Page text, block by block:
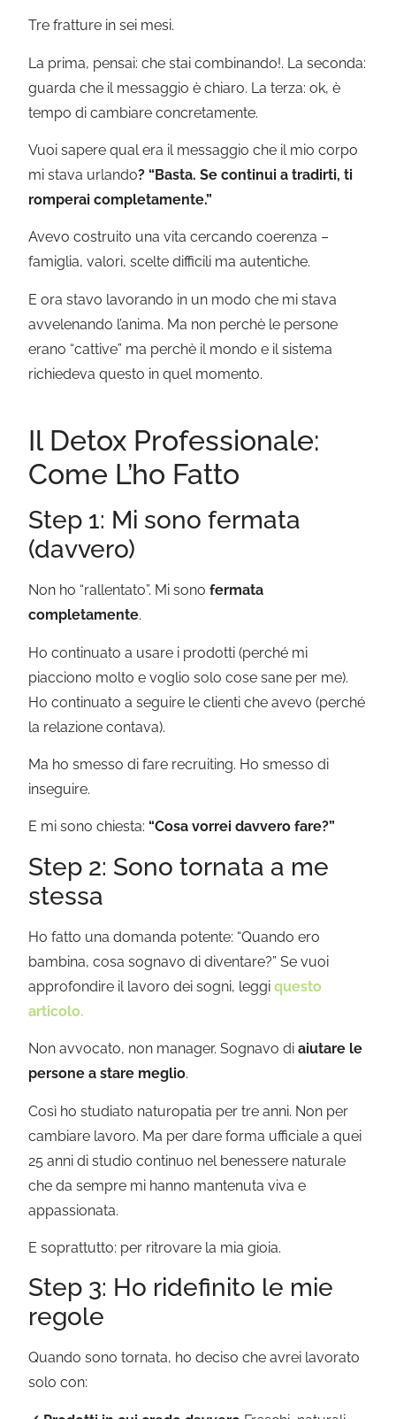
Tre fratture in sei mesi.
La prima, pensai: che stai combinando!. La seconda:
guarda che il messaggio è chiaro. La terza: ok, è
tempo di cambiare concretamente.
Vuoi sapere qual era il messaggio che il mio corpo
mi stava urlando? “Basta. Se continui a tradirti, ti
romperai completamente.”
Avevo costruito una vita cercando coerenza –
famiglia, valori, scelte difficili ma autentiche.
E ora stavo lavorando in un modo che mi stava
avvelenando l’anima. Ma non perchè le persone
erano “cattive” ma perchè il mondo e il sistema
richiedeva questo in quel momento.
Il Detox Professionale:
Come L’ho Fatto
Step 1: Mi sono fermata
(davvero)
Non ho “rallentato”. Mi sonofermata
completamente.
Ho continuato a usare i prodotti (perché mi
piacciono molto e voglio solo cose sane per me).
Ho continuato a seguire le clienti che avevo (perché
la relazione contava).
Ma ho smesso di fare recruiting. Ho smesso di
inseguire.
E mi sono chiesta:“Cosa vorrei davvero fare?”
Step 2: Sono tornata a me
stessa
Ho fatto una domanda potente: “Quando ero
bambina, cosa sognavo di diventare?” Se vuoi
approfondire il lavoro dei sogni, leggiquesto
articolo.
Non avvocato, non manager. Sognavo diaiutare le
persone a stare meglio.
Così ho studiato naturopatia per tre anni. Non per
cambiare lavoro. Ma per dare forma ufficiale a quei
25 anni di studio continuo nel benessere naturale
che da sempre mi hanno mantenuta viva e
appassionata.
E soprattutto: per ritrovare la mia gioia.
Step 3: Ho ridefinito le mie
regole
Quando sono tornata, ho deciso che avrei lavorato
solo con: